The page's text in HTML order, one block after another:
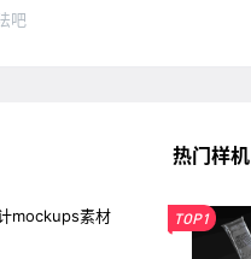
吧
mockups素材
热门样机
TOP1